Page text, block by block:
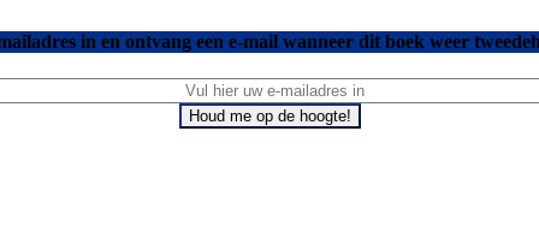
in en ontvang een e-mail wanneer dit boek weer
Houd me op de hoogte!